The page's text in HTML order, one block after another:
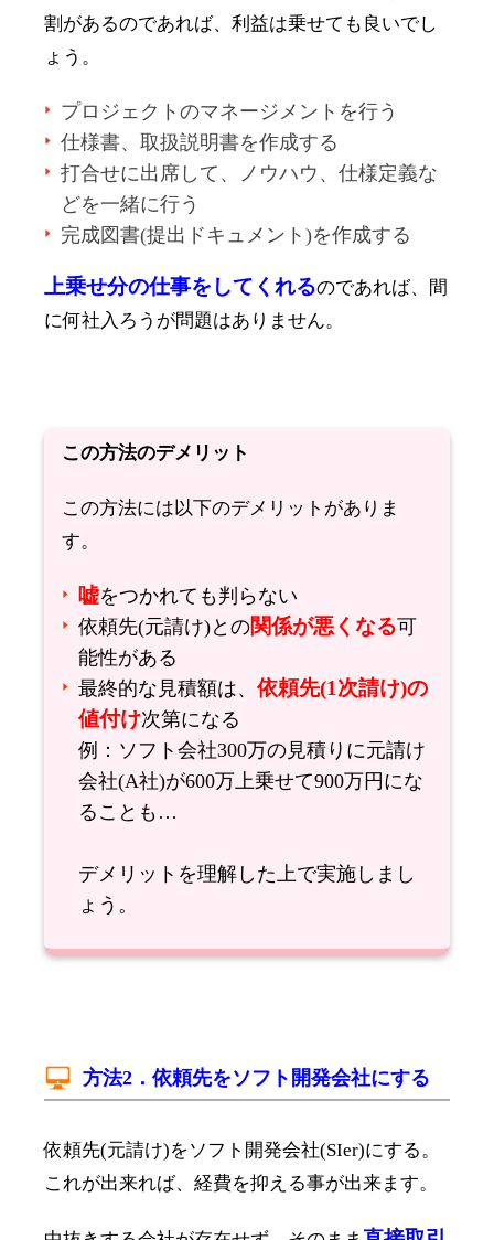
割があるのであれば、利益は乗せても良いでし
ょう。
プロジェクトのマネージメントを行う
仕様書、取扱説明書を作成する
打合せに出席して、ノウハウ、仕様定義な
どを一緒に行う
完成図書(提出ドキュメント)を作成する
上乗せ分の仕事をしてくれるのであれば、間
に何社入ろうが問題はありません。
この方法のデメリット
この方法には以下のデメリットがありま
す。
嘘をつかれても判らない
依頼先(元請け)との関係が悪くなる可
能性がある
最終的な見積額は、依頼先(1次請け)の
値付け次第になる
例：ソフト会社300万の見積りに元請け
会社(A社)が600万上乗せて900万円にな
ることも…
デメリットを理解した上で実施しまし
ょう。
方法2．依頼先をソフト開発会社にする
依頼先(元請け)をソフト開発会社(SIer)にする。
これが出来れば、経費を抑える事が出来ます。